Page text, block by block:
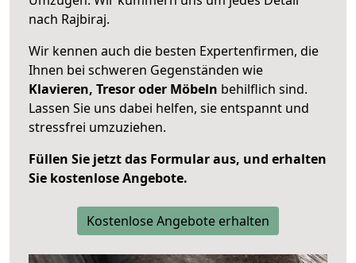
nach Rajbiraj.
Wir kennen auch die besten Expertenfirmen, die
Ihnen bei schweren Gegenständen wie
Klavieren, Tresor oder Möbeln behilflich sind.
Lassen Sie uns dabei helfen, sie entspannt und
stressfrei umzuziehen.
Füllen Sie jetzt das Formular aus, und erhalten
Sie kostenlose Angebote.
Kostenlose Angebote erhalten